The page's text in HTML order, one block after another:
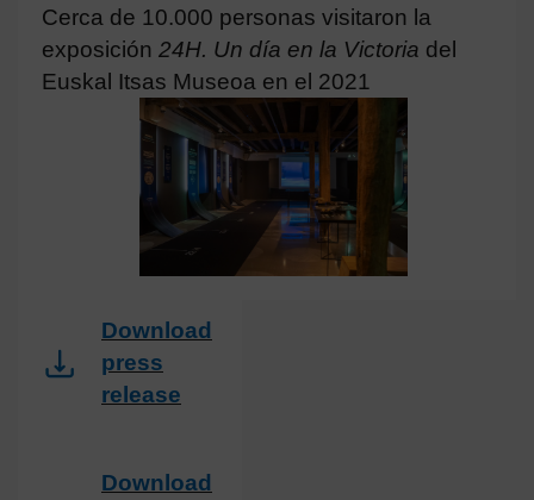
Cerca de 10.000 personas visitaron la
exposición 24H. Un día en la Victoria del
Euskal Itsas Museoa en el 2021
Download
press
release
Download